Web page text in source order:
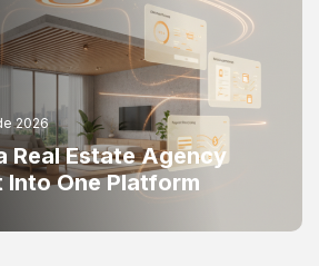
2026
Real Estate Agency
Into One Platform